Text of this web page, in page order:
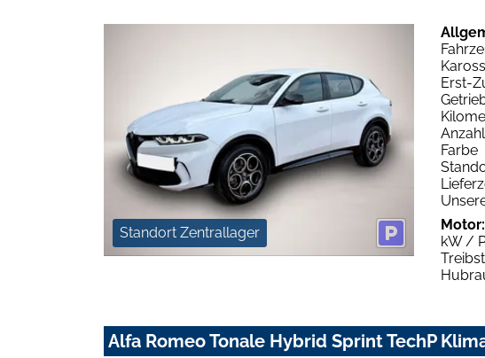
Standort Zentrallager
Erst-
Farbe
Motor:
kW /
Alfa Romeo Tonale Hybrid Sprint TechP